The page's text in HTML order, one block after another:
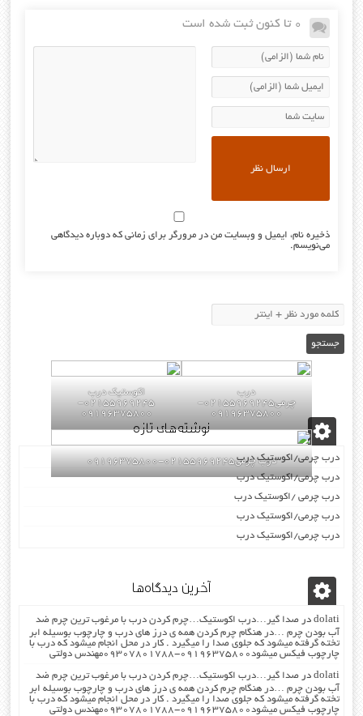
0 تا کنون ثبت شده است
ذخیره نام، ایمیل و وبسایت من در مرورگر برای زمانی که دوباره دیدگاهی
می‌نویسم.
درب
چرمی02155969245-
09196375800
اکوستیک درب
02155969245-
09196375800
درب چرمی02155969245-09196375800
نوشته‌های تازه
درب چرمی/اکوستیک درب
درب چرمی/اکوستیک درب
درب چرمی /اکوستیک درب
درب چرمی/اکوستیک درب
درب چرمی/اکوستیک درب
آخرین دیدگاه‌ها
dolati درصدا گیر…درب اکوستیک…چرم کردن درب با مرغوب ترین چرم ضد
آب بودن چرم …در هنگام چرم کردن همه ی درز های درب و چارچوب بوسیله ابر
تخته گرفته میشود که جلوی صدا را میگیرد . کار در محل انجام میشود که درب با
چارچوب فیکس میشود۰۹۱۹۶۳۷۵۸۰۰-۰۹۳۰۷۸۰۱۷۸۸مهندس دولتی
dolati درصدا گیر…درب اکوستیک…چرم کردن درب با مرغوب ترین چرم ضد
آب بودن چرم …در هنگام چرم کردن همه ی درز های درب و چارچوب بوسیله ابر
تخته گرفته میشود که جلوی صدا را میگیرد . کار در محل انجام میشود که درب با
چارچوب فیکس میشود۰۹۱۹۶۳۷۵۸۰۰-۰۹۳۰۷۸۰۱۷۸۸مهندس دولتی